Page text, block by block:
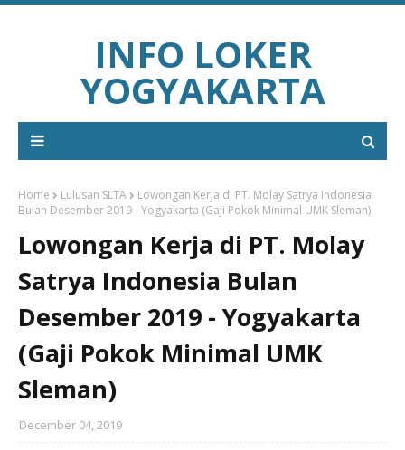
INFO LOKER
YOGYAKARTA
Home Lulusan SLTA
Lowongan Kerja di PT. Molay Satrya Indonesia
Bulan Desember 2019 - Yogyakarta (Gaji Pokok Minimal UMK Sleman)
Lowongan Kerja di PT. Molay
Satrya Indonesia Bulan
Desember 2019 - Yogyakarta
(Gaji Pokok Minimal UMK
Sleman)
December 04, 2019